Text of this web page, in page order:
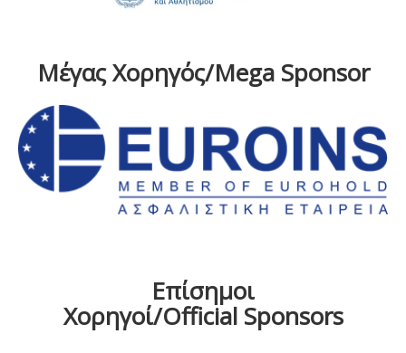
Μέγας Χορηγός/Mega Sponsor
Επίσημοι
Χορηγοί/Official Sponsors